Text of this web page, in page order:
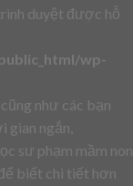
duyệt được hỗ
wp-
như các bạn
gian ngắn,
sư phạm mầm non
biết chi tiết hơn